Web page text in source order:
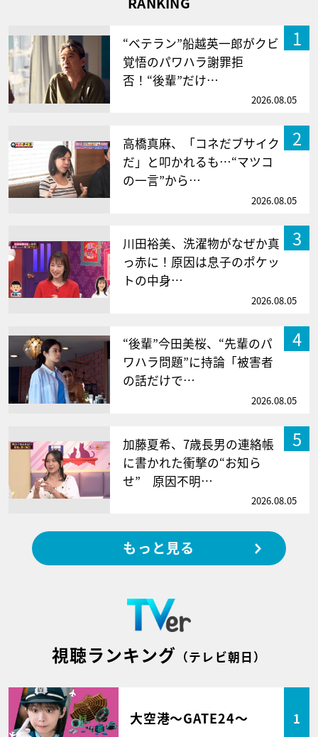
1
“ベテラン”船越英一郎がクビ
覚悟のパワハラ謝罪拒
否！“後輩”だけ…
2026.08.05
2
高橋真麻、「コネだブサイク
だ」と叩かれるも…“マツコ
の一言”から…
2026.08.05
3
川田裕美、洗濯物がなぜか真
っ赤に！原因は息子のポケッ
トの中身…
2026.08.05
4
“後輩”今田美桜、“先輩のパ
ワハラ問題”に持論「被害者
の話だけで…
2026.08.05
5
加藤夏希、7歳長男の連絡帳
に書かれた衝撃の“お知ら
せ” 原因不明…
2026.08.05
もっと見る
視聴ランキング （テレビ朝日）
大空港～GATE24～ 1